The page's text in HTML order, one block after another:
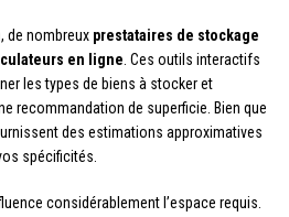
de nombreux prestataires de stockage
en ligne. Ces outils interactifs
les types de biens à stocker et
recommandation de superficie. Bien que
des estimations approximatives
spécificités.
considérablement l’espace requis.